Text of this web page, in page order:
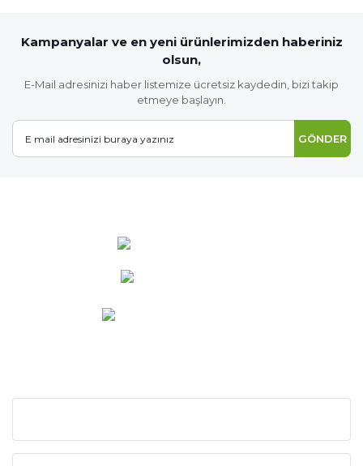
Kampanyalar ve en yeni ürünlerimizden haberiniz
olsun,
E-Mail adresinizi haber listemize ücretsiz kaydedin, bizi takip
etmeye başlayın.
GÖNDER